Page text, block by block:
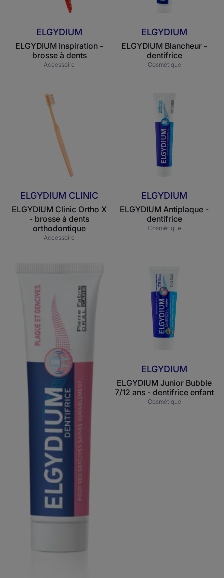
ELGYDIUM
ELGYDIUM Inspiration -
brosse à dents
Accessoire
ELGYDIUM
ELGYDIUM Blancheur -
dentifrice
Cosmétique
X
-
brosse
dents
ELGYDIUM CLINIC
ELGYDIUM Clinic Ortho X
- brosse à dents
orthodontique
Accessoire
Antiplaque
-
dentifrice
ELGYDIUM
ELGYDIUM Antiplaque -
dentifrice
Cosmétique
Gencives
dentifrice
Junior
Bubble
7/12
ans
-
dentifrice
ELGYDIUM
ELGYDIUM Junior Bubble
7/12 ans - dentifrice enfant
Cosmétique